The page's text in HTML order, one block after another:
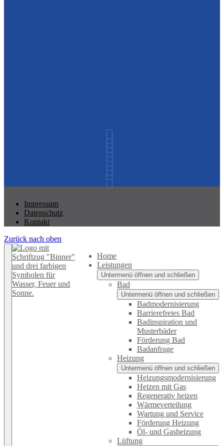
Impressum
Datenschutz
Kontakt
Zurück nach oben
Home
Leistungen
Untermenü öffnen und schließen
Bad
Untermenü öffnen und schließen
Badmodernisierung
Barrierefreies Bad
Badinspiration und
Musterbäder
Förderung Bad
Badanfrage
Heizung
Untermenü öffnen und schließen
Heizungsmodernisierung
Heizen mit Gas
Regenerativ heizen
Wärmeverteilung
Wartung und Service
Förderung Heizung
Öl- und Gasheizung
Lüftung